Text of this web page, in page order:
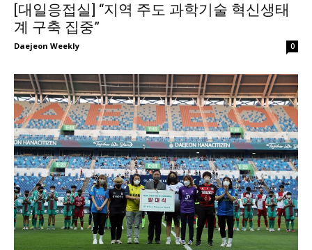
[대일응접실] “지역 주도 과학기술 혁신생태
계 구축 집중”
Daejeon Weekly 0